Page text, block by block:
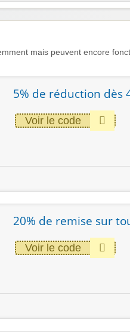
mais peuvent encore
5% de réduction dès
Voir le code
20% de remise sur
Voir le code